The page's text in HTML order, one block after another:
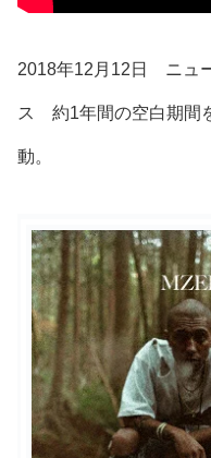
2018年12月12日 ニュ
ス 約1年間の空白期間
動。